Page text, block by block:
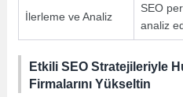
İlerleme ve Analiz
SEO
analiz
Etkili SEO Stratejileriyle
Firmalarını Yükseltin